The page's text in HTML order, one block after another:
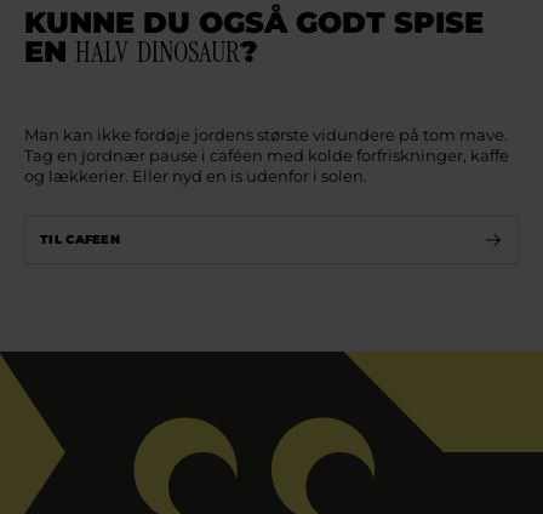
KUNNE DU OGSÅ GODT SPISE
EN HALV DINOSAUR?
Man kan ikke fordøje jordens største vidundere på tom mave.
Tag en jordnær pause i caféen med kolde forfriskninger, kaffe
og lækkerier. Eller nyd en is udenfor i solen.
TIL CAFEEN